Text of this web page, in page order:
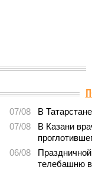
07/08
В
07/08
В Казани
06/08
телебашню